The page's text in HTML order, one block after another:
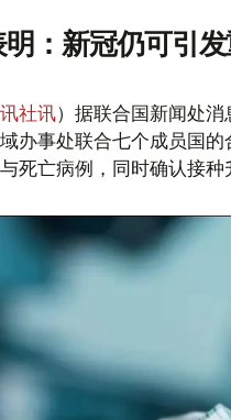
：新冠仍可引
社讯）据联合国新闻处消
办事处联合七个成员国
死亡病例，同时确认接